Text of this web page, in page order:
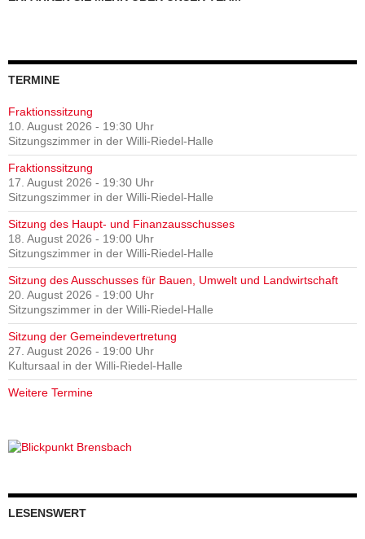
TERMINE
Fraktionssitzung
10. August 2026 - 19:30 Uhr
Sitzungszimmer in der Willi-Riedel-Halle
Fraktionssitzung
17. August 2026 - 19:30 Uhr
Sitzungszimmer in der Willi-Riedel-Halle
Sitzung des Haupt- und Finanzausschusses
18. August 2026 - 19:00 Uhr
Sitzungszimmer in der Willi-Riedel-Halle
Sitzung des Ausschusses für Bauen, Umwelt und Landwirtschaft
20. August 2026 - 19:00 Uhr
Sitzungszimmer in der Willi-Riedel-Halle
Sitzung der Gemeindevertretung
27. August 2026 - 19:00 Uhr
Kultursaal in der Willi-Riedel-Halle
Weitere Termine
LESENSWERT